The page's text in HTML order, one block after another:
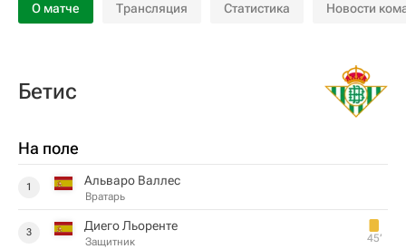
О матче Трансляция Статистика Новости
Бетис
На поле
1 Альваро Валлес
Вратарь
3 Диего Льоренте
Защитник 45‎’‎